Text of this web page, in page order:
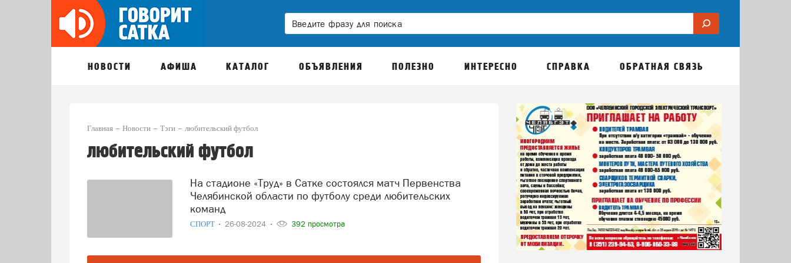
НОВОСТИ АФИША КАТАЛОГ ОБЪЯВЛЕНИЯ ПОЛЕЗНО ИНТЕРЕСНО СПРАВКА ОБРАТНАЯ СВЯЗЬ
Главная Новости Тэги любительский футбол
любительский футбол
На стадионе «Труд» в Сатке состоялся матч Первенства
Челябинской области по футболу среди любительских
команд
СПОРТ 26-08-2024 392 просмотра